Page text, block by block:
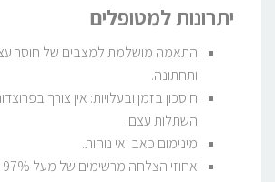
יתרונות למטופלים
התאמה מושלמת למצבים של חוסר
ותחתונה.
חיסכון בזמן ובעלויות: אין צורך
השתלות עצם.
מינימום כאב ואי נוחות.
אחוזי הצלחה מרשימים של מעל 97% לאורך זמן.